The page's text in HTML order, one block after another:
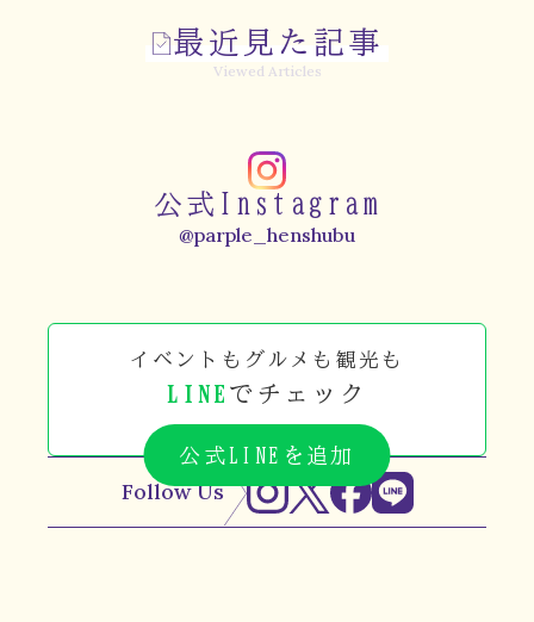
最近見た記事
Viewed Articles
公式Instagram
@parple_henshubu
イベントもグルメも観光も
LINE でチェック
公式LINEを追加
Follow Us